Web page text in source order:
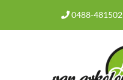
0488-481502